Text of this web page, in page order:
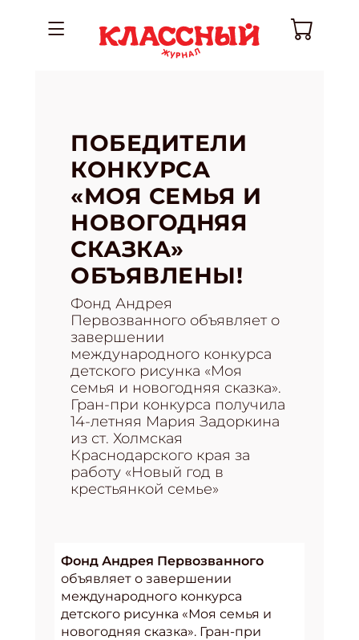
ПОБЕДИТЕЛИ
КОНКУРСА
«МОЯ СЕМЬЯ И
НОВОГОДНЯЯ
СКАЗКА»
ОБЪЯВЛЕНЫ!
Фонд Андрея
Первозванного объявляет о
завершении
международного конкурса
детского рисунка «Моя
семья и новогодняя сказка».
Гран-при конкурса получила
14-летняя Мария Задоркина
из ст. Холмская
Краснодарского края за
работу «Новый год в
крестьянкой семье»
Фонд Андрея Первозванного
объявляет о завершении
международного конкурса
детского рисунка «Моя семья и
новогодняя сказка». Гран-при